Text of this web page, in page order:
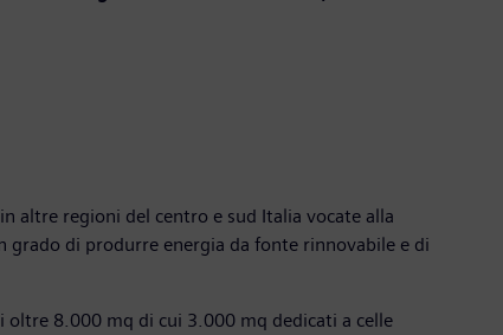
altre regioni del centro e sud Italia vocate alla
di produrre energia da fonte rinnovabile e di
8.000 mq di cui 3.000 mq dedicati a celle